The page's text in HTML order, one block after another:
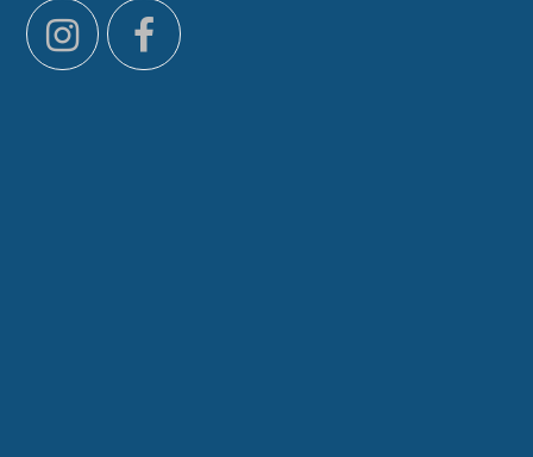
instagramfacebook